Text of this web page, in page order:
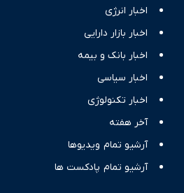
اخبار انرژی
اخبار بازار دارایی
اخبار بانک و بیمه
اخبار سیاسی
اخبار تکنولوژی
آخر هفته
آرشیو تمام ویدیوها
آرشیو تمام پادکست ها